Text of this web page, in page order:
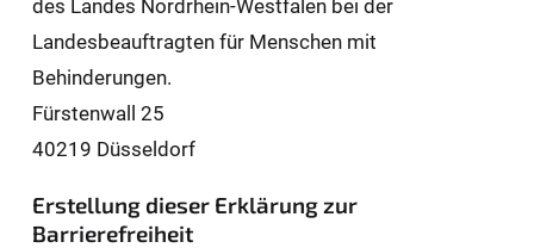
des Landes Nordrhein-Westfalen bei der
Landesbeauftragten für Men­schen mit
Behinderungen.
Fürstenwall 25
40219 Düsseldorf
Erstellung dieser Erklärung zur
Barrierefreiheit